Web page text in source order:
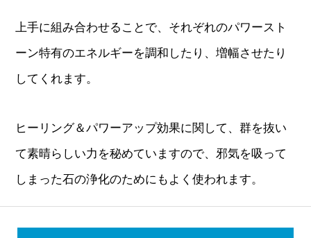
上手に組み合わせることで、それぞれのパワースト
ーン特有のエネルギーを調和したり、増幅させたり
してくれます。
ヒーリング＆パワーアップ効果に関して、群を抜い
て素晴らしい力を秘めていますので、邪気を吸って
しまった石の浄化のためにもよく使われます。